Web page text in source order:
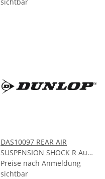
DAS10097 REAR AIR
SUSPENSION SHOCK R Audi
A6 ALLROAD QUATTRO
AVANT (C6) 2004-2011
Preise nach Anmeldung
sichtbar